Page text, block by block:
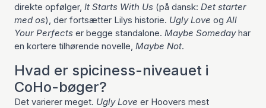
direkte opfølger, It Starts With Us (på dansk: Det starter
med os), der fortsætter Lilys historie. Ugly Love og All
Your Perfects er begge standalone. Maybe Somedayhar
en kortere tilhørende novelle, Maybe Not.
Hvad er spiciness-niveauet i
CoHo-bøger?
Det varierer meget. Ugly Love er Hoovers mest